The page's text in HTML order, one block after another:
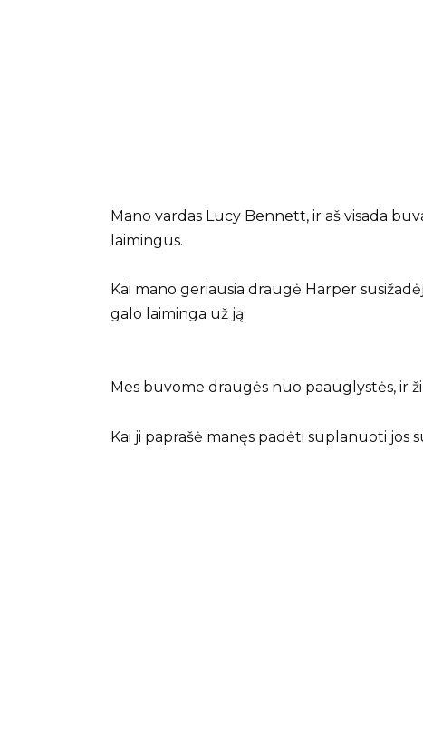
Mano vardas Lucy Bennett, ir aš visada
laimingus.
Kai mano geriausia draugė Harper
galo laiminga už ją.
Mes buvome draugės nuo paauglystės, ir
Kai ji paprašė manęs padėti suplanuoti jos